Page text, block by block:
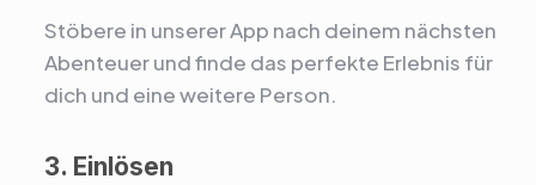
Stöbere in unserer App nach deinem nächsten
Abenteuer und finde das perfekte Erlebnis für
dich und eine weitere Person.
3. Einlösen